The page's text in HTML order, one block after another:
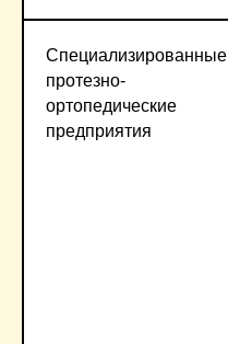
Специализированные
протезно-
ортопедические
предприятия